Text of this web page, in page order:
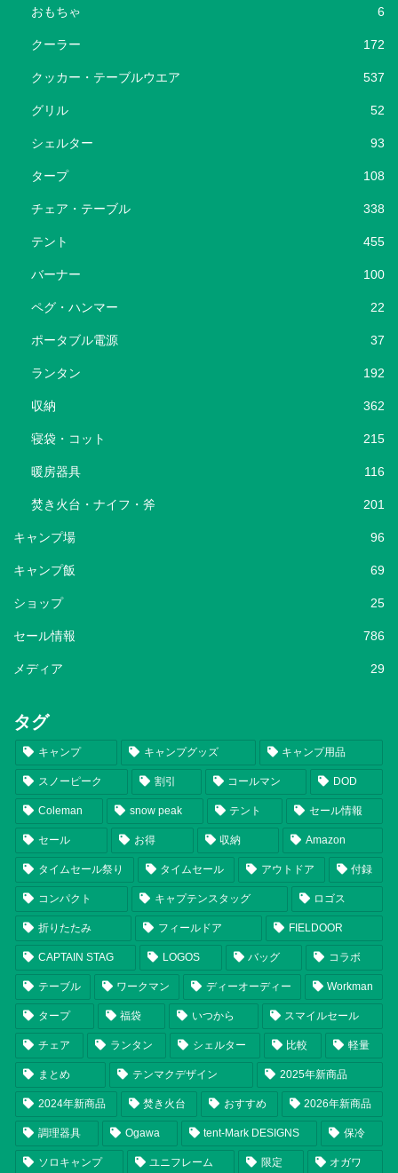
おもちゃ 6
クーラー 172
クッカー・テーブルウエア 537
グリル 52
シェルター 93
タープ 108
チェア・テーブル 338
テント 455
バーナー 100
ペグ・ハンマー 22
ポータブル電源 37
ランタン 192
収納 362
寝袋・コット 215
暖房器具 116
焚き火台・ナイフ・斧 201
キャンプ場 96
キャンプ飯 69
ショップ 25
セール情報 786
メディア 29
タグ
キャンプ キャンプグッズ キャンプ用品
スノーピーク 割引 コールマン DOD
Coleman snow peak テント セール情報
セール お得 収納 Amazon
タイムセール祭り タイムセール アウトドア 付録
コンパクト キャプテンスタッグ ロゴス
折りたたみ フィールドア FIELDOOR
CAPTAIN STAG LOGOS バッグ コラボ
テーブル ワークマン ディーオーディー Workman
タープ 福袋 いつから スマイルセール
チェア ランタン シェルター 比較 軽量
まとめ テンマクデザイン 2025年新商品
2024年新商品 焚き火台 おすすめ 2026年新商品
調理器具 Ogawa tent-Mark DESIGNS 保冷
ソロキャンプ ユニフレーム 限定 オガワ